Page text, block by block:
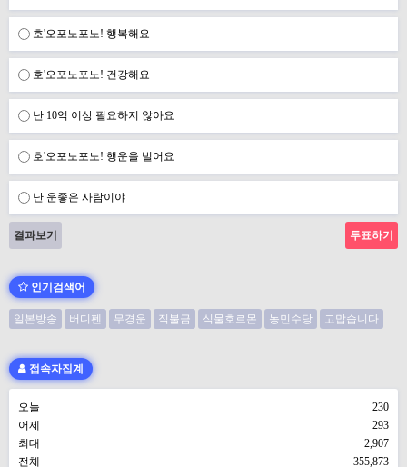
호'오포노포노! 행복해요
호'오포노포노! 건강해요
난 10억 이상 필요하지 않아요
호'오포노포노! 행운을 빌어요
난 운좋은 사람이야
결과보기
인기검색어
일본방송 버디펜 무경운 직불금 식물호르몬 농민수당 고맙습니다
접속자집계
오늘
230
어제
293
최대
2,907
전체
355,873